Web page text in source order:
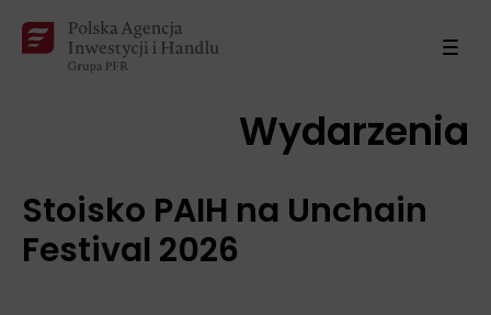
Wydarzenia
Stoisko PAIH na Unchain
Festival 2026